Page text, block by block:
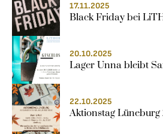
17.11.2025
Black Friday bei
20.10.2025
Lager Unna bleibt
22.10.2025
Aktionstag Lüneburg